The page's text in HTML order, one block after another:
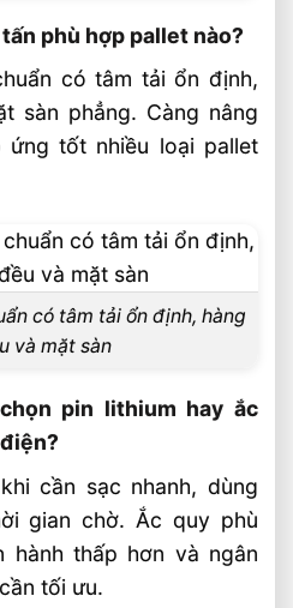
phù hợp pallet nào?
có tâm tải ổn định,
sàn phẳng. Càng nâng
ứng tốt nhiều loại pallet
có tâm tải ổn định, hàng
và mặt sàn
pin lithium hay ắc
cần sạc nhanh, dùng
gian chờ. Ắc quy phù
hành thấp hơn và ngân
tối ưu.